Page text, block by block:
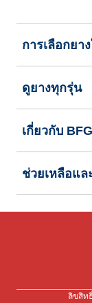
การเลือกยา
ดูยางทุกรุ่น
เกี่ยวกับ
ช่วยเหลือแ
ลิขสิท